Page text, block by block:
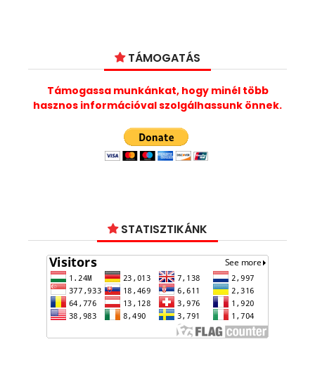
TÁMOGATÁS
Támogassa munkánkat, hogy minél több
hasznos információval szolgálhassunk önnek.
STATISZTIKÁNK